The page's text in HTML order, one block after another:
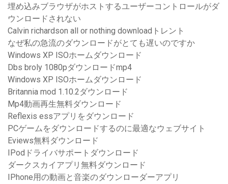
埋め込みブラウザがホストするユーザーコントロールがダ
ウンロードされない
Calvin richardson all or nothing downloadトレント
なぜ私の急流のダウンロードがとても遅いのですか
Windows XP ISOホームダウンロード
Dbs broly 1080pダウンロードmp4
Windows XP ISOホームダウンロード
Britannia mod 1.10.2ダウンロード
Mp4動画再生無料ダウンロード
Reflexis essアプリをダウンロード
PCゲームをダウンロードするのに最適なウェブサイト
Eviews無料ダウンロード
IPodドライバサポートダウンロード
ダークスカイアプリ無料ダウンロード
IPhone用の動画と音楽のダウンローダーアプリ